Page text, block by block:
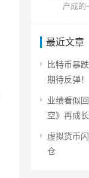
产成的
最近文章
比特币暴
期待反弹！
业绩看似
空》再成长
虚拟货币
仓